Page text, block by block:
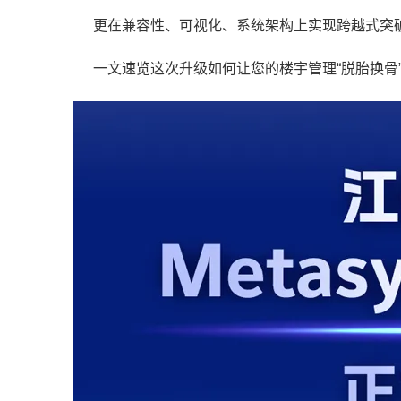
更在兼容性、可视化、系统架构上实现跨越式突
一文速览这次升级如何让您的楼宇管理“脱胎换骨